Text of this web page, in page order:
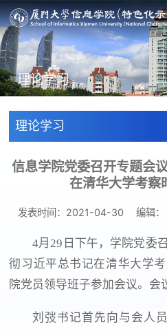
理论学习
理论学习
信息学院党委召开专题会
在清华大学考察
发表时间：2021-04-30 编辑：
4月29日下午，学院党委
彻习近平总书记在清华大学
院党员领导班子参加会议。会
刘弢书记首先向与会人